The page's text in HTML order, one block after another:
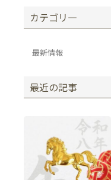
カテゴリ―
最新情報
最近の記事